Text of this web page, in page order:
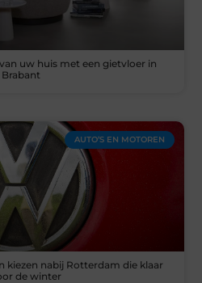
uw huis met een gietvloer in
Brabant
AUTO’S EN MOTOREN
kiezen nabij Rotterdam die klaar
de winter